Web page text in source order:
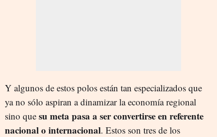
Y algunos de estos polos están tan especializados que
ya no sólo aspiran a dinamizar la economía regional
sino que su meta pasa a ser convertirse en referente
nacional o internacional. Estos son tres de los